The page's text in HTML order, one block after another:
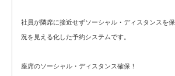
込みください。
安全情報ポータル 無料トライアル
社員が隣席に接近せずソーシャル・ディスタンスを
況を見える化した予約システムです。
座席のソーシャル・ディスタンス確保！